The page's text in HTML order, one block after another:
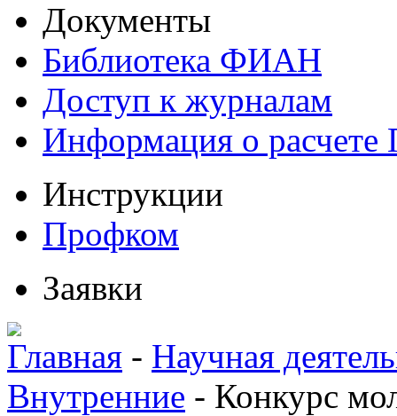
Документы
Библиотека ФИАН
Доступ к журналам
Информация о
Инструкции
Профком
Заявки
Главная - Научная
Внутренние - Конкурс